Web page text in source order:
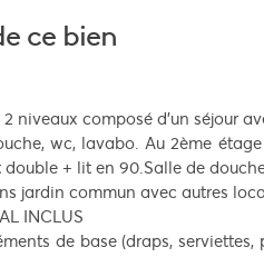
ce bien
niveaux composé d'un séjour
wc, lavabo. Au 2ème
+ lit en 90.Salle de
jardin commun avec autres
INCLUS
de base (draps,